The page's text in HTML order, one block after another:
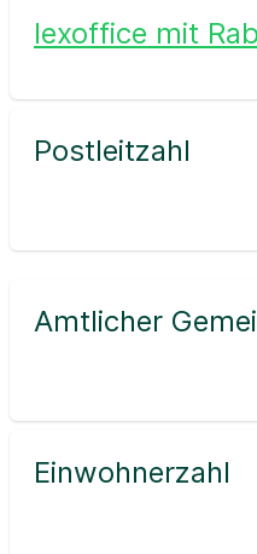
lexoffice mit
Postleitzahl
Amtlicher
Einwohnerzahl